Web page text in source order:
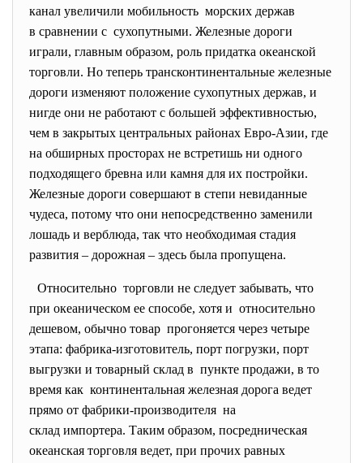
канал увеличили мобильность морских держав
в сравнении с сухопутными. Железные дороги
играли, главным образом, роль придатка океанской
торговли. Но теперь трансконтинентальные железные
дороги изменяют положение сухопутных держав, и
нигде они не работают с большей эффективностью,
чем в закрытых центральных районах Евро-Азии, где
на обширных просторах не встретишь ни одного
подходящего бревна или камня для их постройки.
Железные дороги совершают в степи невиданные
чудеса, потому что они непосредственно заменили
лошадь и верблюда, так что необходимая стадия
развития – дорожная – здесь была пропущена.
Относительно торговли не следует забывать, что
при океаническом ее способе, хотя и относительно
дешевом, обычно товар прогоняется через четыре
этапа: фабрика-изготовитель, порт погрузки, порт
выгрузки и товарный склад в пункте продажи, в то
время как континентальная железная дорога ведет
прямо от фабрики-производителя на
склад импортера. Таким образом, посредническая
океанская торговля ведет, при прочих равных